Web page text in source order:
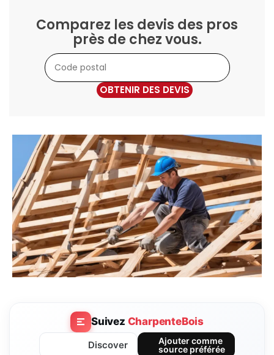
Comparez les devis des pros
près de chez vous.
OBTENIR DES DEVIS
Suivez CharpenteBois
Discover
Ajouter comme
source préférée